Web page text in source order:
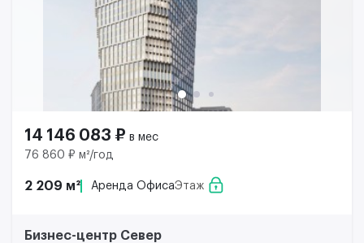
14 146 083 ₽ в мес
76 860 ₽ м²/год
2 209 м² Аренда ОфисаЭтаж
Бизнес-центр Север